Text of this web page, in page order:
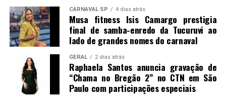
CARNAVAL SP 4 dias atrás
Musa fitness Isis Camargo prestigia
final de samba-enredo da Tucuruvi ao
lado de grandes nomes do carnaval
GERAL 2 dias atrás
Raphaela Santos anuncia gravação de
“Chama no Bregão 2” no CTN em São
Paulo com participações especiais